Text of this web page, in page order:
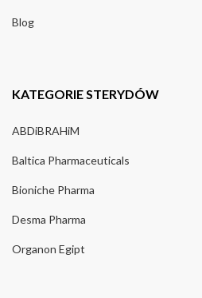
Blog
KATEGORIE STERYDÓW
ABDiBRAHiM
Baltica Pharmaceuticals
Bioniche Pharma
Desma Pharma
Organon Egipt